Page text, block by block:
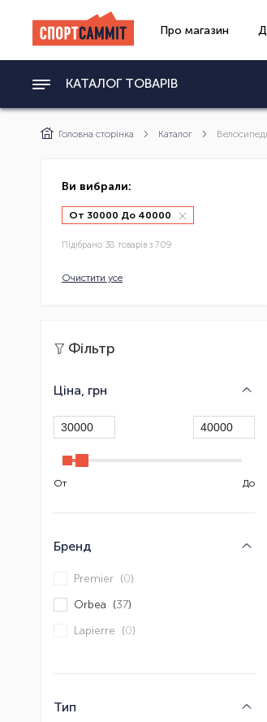
Про магазин
КАТАЛОГ ТОВАРІВ
Головна сторінка Каталог
Ви вибрали:
От 30000 До 40000
Підібрано 38 товарів з 709
Очистити усе
Фільтр
Ціна, грн
От До
Бренд
Premier (0)
Orbea (37)
Lapierre (0)
Тип